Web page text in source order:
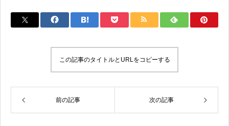
tt
c
o
o
k
e
p
Li
n
k
ail
この記事のタイトルとURLをコピーする
前の記事 次の記事